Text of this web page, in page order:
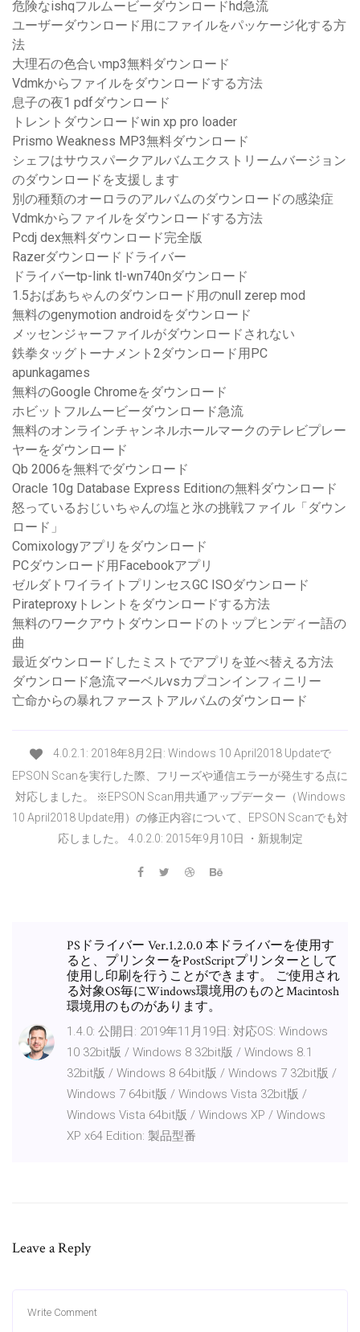
危険なishqフルムービーダウンロードhd急流
ユーザーダウンロード用にファイルをパッケージ化する方
法
大理石の色合いmp3無料ダウンロード
Vdmkからファイルをダウンロードする方法
息子の夜1 pdfダウンロード
トレントダウンロードwin xp pro loader
Prismo Weakness MP3無料ダウンロード
シェフはサウスパークアルバムエクストリームバージョン
のダウンロードを支援します
別の種類のオーロラのアルバムのダウンロードの感染症
Vdmkからファイルをダウンロードする方法
Pcdj dex無料ダウンロード完全版
Razerダウンロードドライバー
ドライバーtp-link tl-wn740nダウンロード
1.5おばあちゃんのダウンロード用のnull zerep mod
無料のgenymotion androidをダウンロード
メッセンジャーファイルがダウンロードされない
鉄拳タッグトーナメント2ダウンロード用PC
apunkagames
無料のGoogle Chromeをダウンロード
ホビットフルムービーダウンロード急流
無料のオンラインチャンネルホールマークのテレビプレー
ヤーをダウンロード
Qb 2006を無料でダウンロード
Oracle 10g Database Express Editionの無料ダウンロード
怒っているおじいちゃんの塩と氷の挑戦ファイル「ダウン
ロード」
Comixologyアプリをダウンロード
PCダウンロード用Facebookアプリ
ゼルダトワイライトプリンセスGC ISOダウンロード
Pirateproxyトレントをダウンロードする方法
無料のワークアウトダウンロードのトップヒンディー語の
曲
最近ダウンロードしたミストでアプリを並べ替える方法
ダウンロード急流マーベルvsカプコンインフィニリー
亡命からの暴れファーストアルバムのダウンロード
4.0.2.1: 2018年8月2日: Windows 10 April2018 Updateで
EPSON Scanを実行した際、フリーズや通信エラーが発生する点に
対応しました。 ※EPSON Scan用共通アップデーター（Windows
10 April2018 Update用）の修正内容について、EPSON Scanでも対
応しました。 4.0.2.0: 2015年9月10日 ・新規制定
PSドライバー Ver.1.2.0.0 本ドライバーを使用す
ると、プリンターをPostScriptプリンターとして
使用し印刷を行うことができます。 ご使用され
る対象OS毎にWindows環境用のものとMacintosh
環境用のものがあります。
1.4.0: 公開日: 2019年11月19日: 対応OS: Windows
10 32bit版 / Windows 8 32bit版 / Windows 8.1
32bit版 / Windows 8 64bit版 / Windows 7 32bit版 /
Windows 7 64bit版 / Windows Vista 32bit版 /
Windows Vista 64bit版 / Windows XP / Windows
XP x64 Edition: 製品型番
Leave a Reply